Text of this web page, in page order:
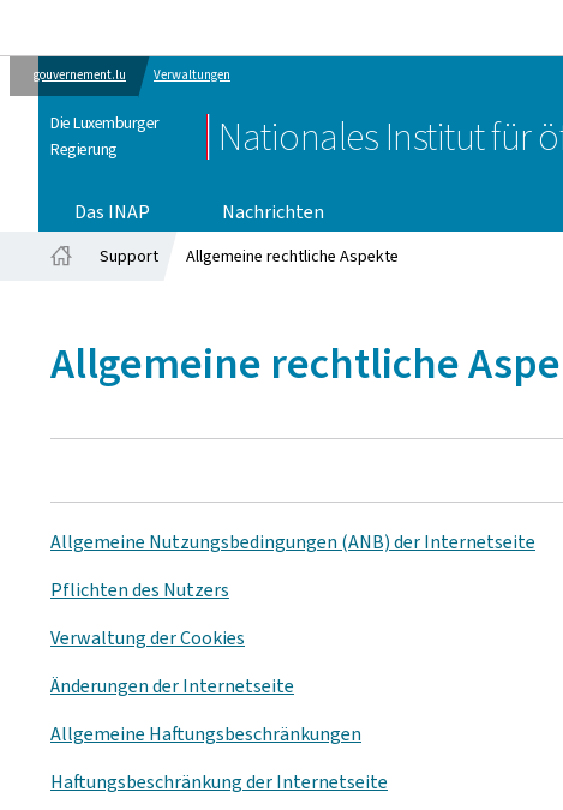
gouvernement.lu Verwaltungen
Die Luxemburger
Regierung
Nationales Institut für
Das INAP
Nachrichten
Support Allgemeine rechtliche Aspekte
Allgemeine rechtliche
Allgemeine Nutzungsbedingungen (ANB) der Internetseite
Pflichten des Nutzers
Verwaltung derCookies
Änderungen der Internetseite
Allgemeine Haftungsbeschränkungen
Haftungsbeschränkung der Internetseite